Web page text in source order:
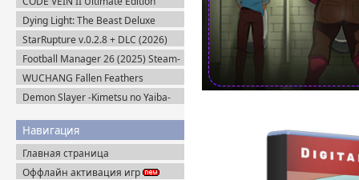
(2026) Steam-Rip
Dying Light: The Beast Deluxe
Edition v.1.6.4 + Все DLC (2025)
Пиратка
StarRupture v.0.2.8 + DLC (2026)
Пиратка
Football Manager 26 (2025) Steam-
Rip
WUCHANG Fallen Feathers
v.179951 + Все DLC (2025)
Пиратка
Demon Slayer -Kimetsu no Yaiba-
Навигация
Главная страница
Оффлайн активация игр